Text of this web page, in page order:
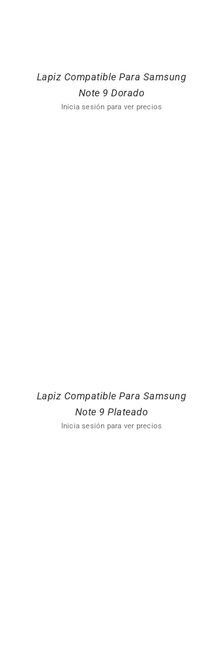
Lapiz Compatible Para Samsung
Note 9 Dorado
Inicia sesión para ver precios
Lapiz Compatible Para Samsung
Note 9 Plateado
Inicia sesión para ver precios